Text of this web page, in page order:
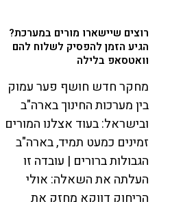
רוצים שיישארו מורים במערכת?
הגיע הזמן להפסיק לשלוח להם
וואטסאפ בלילה
מחקר חדש חושף פער עמוק
בין מערכות החינוך בארה"ב
ובישראל: בעוד אצלנו המורים
זמינים כמעט תמיד, בארה"ב
הגבולות ברורים | עובדה זו
העלתה את השאלה: אולי